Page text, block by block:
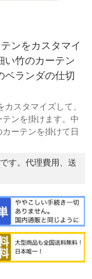
ンをカスタマイ
い竹のカーテン
ベランダの仕切
スタマイズして、
ンを掛けます。中
ーテンを掛けて日
す。代理費用、送